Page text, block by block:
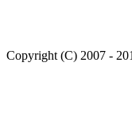
Copyright (C) 2007 -